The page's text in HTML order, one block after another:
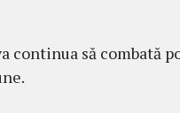
continua să